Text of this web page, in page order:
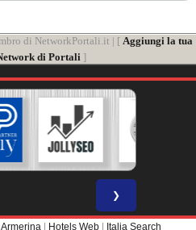
di NetworkPortali.it | [ Aggiungi la tua
di Portali ]
❯
| Hotels Web | Italia Search